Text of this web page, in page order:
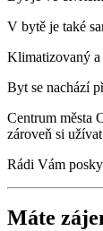
V bytě je také
Klimatizovaný a
Byt se nachází
Centrum města
zároveň si
Rádi Vám
Máte